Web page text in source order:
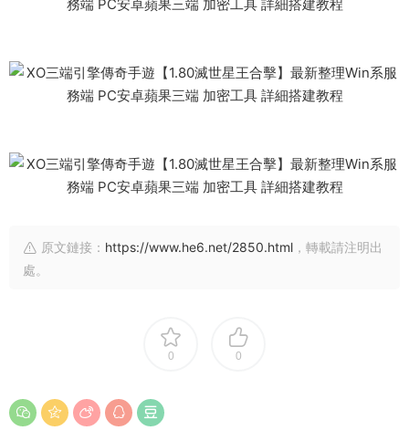
原文鏈接： https://www.he6.net/2850.html ，轉載請注明出
處。
0 0